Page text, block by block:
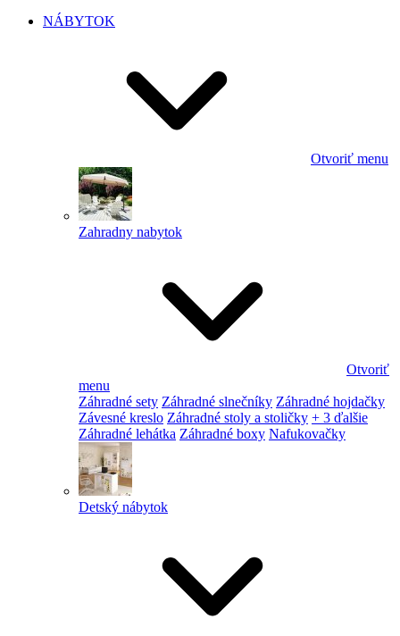
NÁBYTOK
Otvoriť menu
Zahradny nabytok
Otvoriť
menu
Záhradné sety Záhradné slnečníky Záhradné hojdačky
Závesné kreslo Záhradné stoly a stoličky + 3 ďalšie
Záhradné lehátka Záhradné boxy Nafukovačky
Detský nábytok